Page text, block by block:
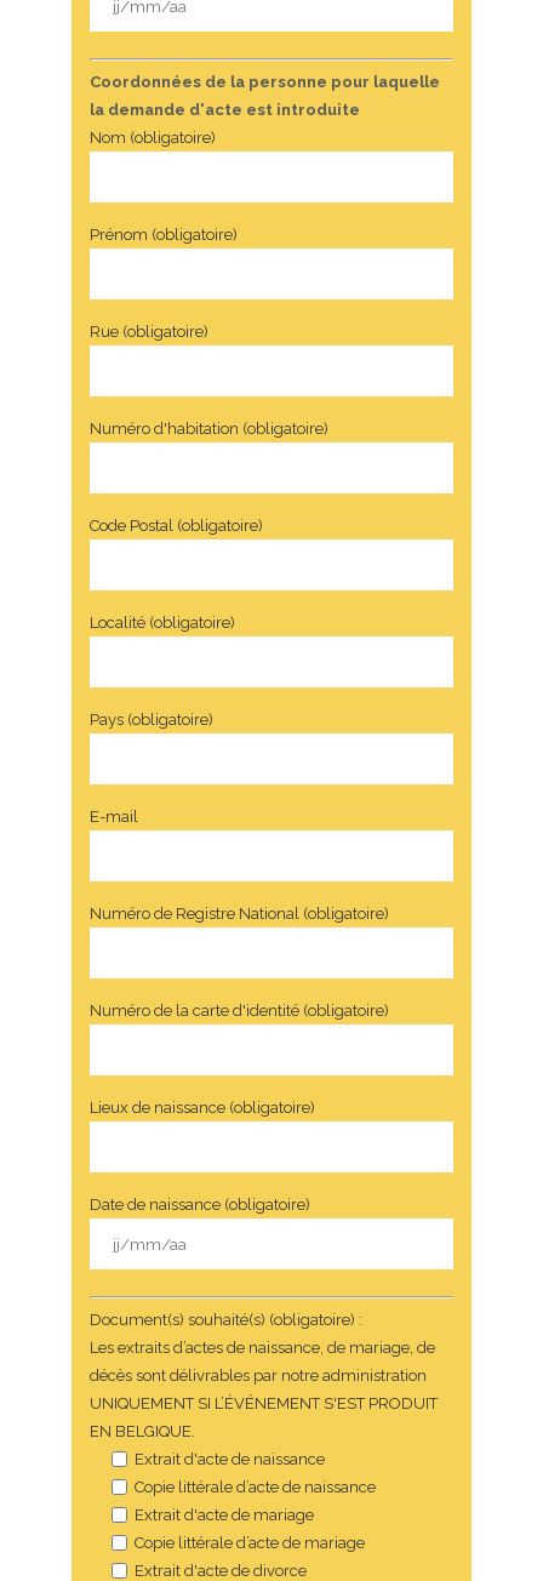
Coordonnées de la personne pour laquelle
la demande d'acte est introduite
Nom (obligatoire)
Prénom (obligatoire)
Rue (obligatoire)
Numéro d'habitation (obligatoire)
Code Postal (obligatoire)
Localité (obligatoire)
Pays (obligatoire)
E-mail
Numéro de Registre National (obligatoire)
Numéro de la carte d'identité (obligatoire)
Lieux de naissance (obligatoire)
Date de naissance (obligatoire)
Document(s) souhaité(s) (obligatoire) :
Les extraits d’actes de naissance, de mariage, de
décès sont délivrables par notre administration
UNIQUEMENT SI L’ÉVÉNEMENT S'EST PRODUIT
EN BELGIQUE.
Extrait d'acte de naissance
Copie littérale d’acte de naissance
Extrait d'acte de mariage
Copie littérale d’acte de mariage
Extrait d'acte de divorce